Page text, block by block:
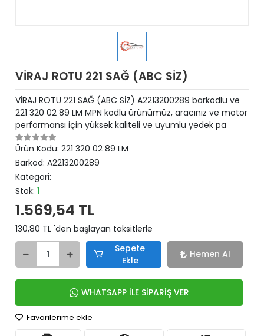
VİRAJ ROTU 221 SAĞ (ABC SİZ)
VİRAJ ROTU 221 SAĞ (ABC SİZ) A2213200289 barkodlu ve
221 320 02 89 LM MPN kodlu ürünümüz, aracınız ve motor
performansı için yüksek kaliteli ve uyumlu yedek pa
Ürün Kodu: 221 320 02 89 LM
Barkod: A2213200289
Kategori:
Stok: 1
1.569,54 TL
130,80 TL 'den başlayan taksitlerle
Sepete
Ekle
Hemen Al
WHATSAPP İLE SİPARİŞ VER
Favorilerime ekle